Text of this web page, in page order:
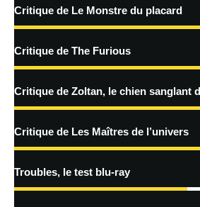
traitées
Critique de Le Monstre du placard
Critique de The Furious
Critique de Zoltan, le chien sanglant
Critique de Les Maîtres de l’univers
Troubles, le test blu-ray